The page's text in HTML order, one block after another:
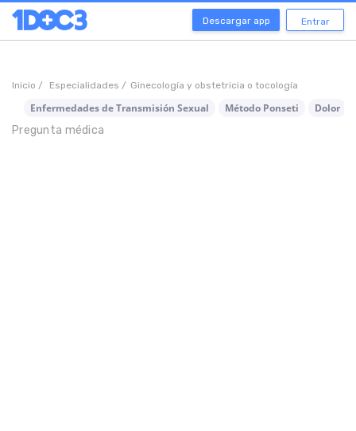
Descargar app Entrar
Inicio / Especialidades / Ginecología y obstetricia o tocología
Enfermedades de Transmisión Sexual Método Ponseti
Dolor
Pregunta médica